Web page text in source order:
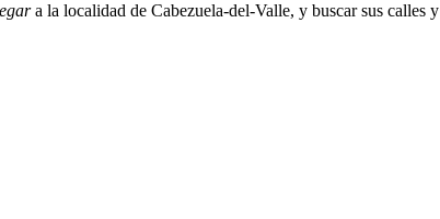
a la localidad de Cabezuela-del-Valle, y buscar sus calles y